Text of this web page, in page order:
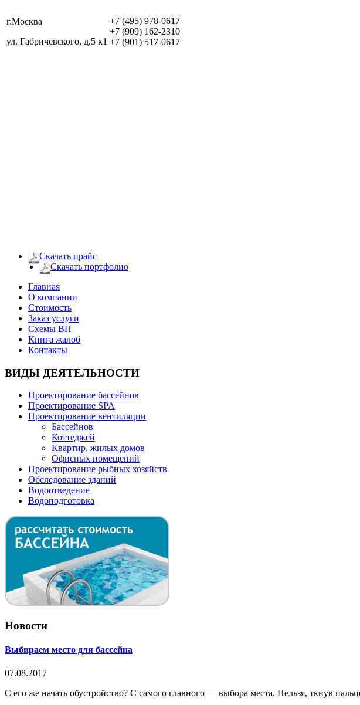
г.Москва
ул. Габричевского, д.5 к1
+7 (495) 978-0617
+7 (909) 162-2310
+7 (901) 517-0617
Скачать прайс
Скачать портфолио
Главная
О компании
Стоимость
Заказ услуги
Cхемы ВП
Книга жалоб
Контакты
ВИДЫ ДЕЯТЕЛЬНОСТИ
Проектирование бассейнов
Проектирование SPA
Проектирование вентиляции
Бассейнов
Коттеджей
Квартир, жилых домов
Офисных помещений
Проектирование рыбных хозяйств
Обследование зданий
Водоотведение
Водоподготовка
Новости
Выбираем место для бассейна
07.08.2017
С его же начать обустройство? С самого главного — выбора места. Нельзя, ткнув